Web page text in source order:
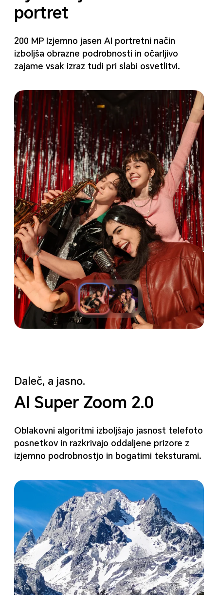
portret
200 MP Izjemno jasen AI portretni način
izboljša obrazne podrobnosti in očarljivo
zajame vsak izraz tudi pri slabi osvetlitvi.
Daleč, a jasno.
AI Super Zoom 2.0
Oblakovni algoritmi izboljšajo jasnost telefoto
posnetkov in razkrivajo oddaljene prizore z
izjemno podrobnostjo in bogatimi teksturami.